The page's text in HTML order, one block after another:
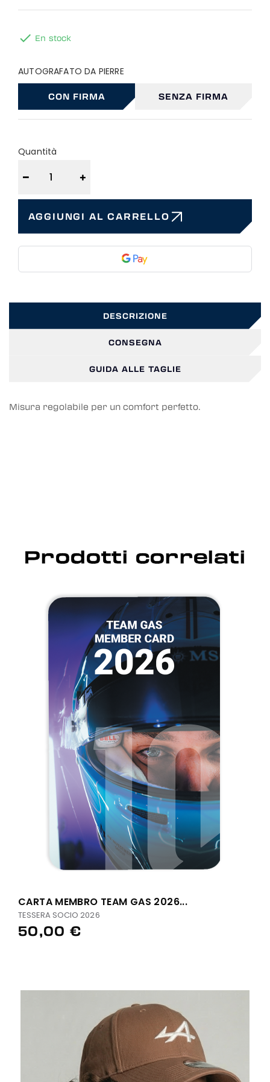
 En stock
AUTOGRAFATO DA PIERRE
CON FIRMA SENZA FIRMA
Quantità
− +
AGGIUNGI AL CARRELLO
DESCRIZIONE
CONSEGNA
GUIDA ALLE TAGLIE
Misura regolabile per un comfort perfetto.
Prodotti correlati
CARTA MEMBRO TEAM GAS 2026...
TESSERA SOCIO 2026
50,00 €